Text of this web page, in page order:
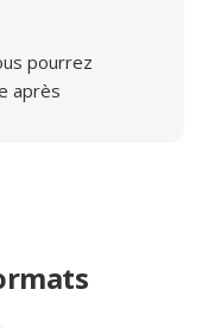
pourrez
après